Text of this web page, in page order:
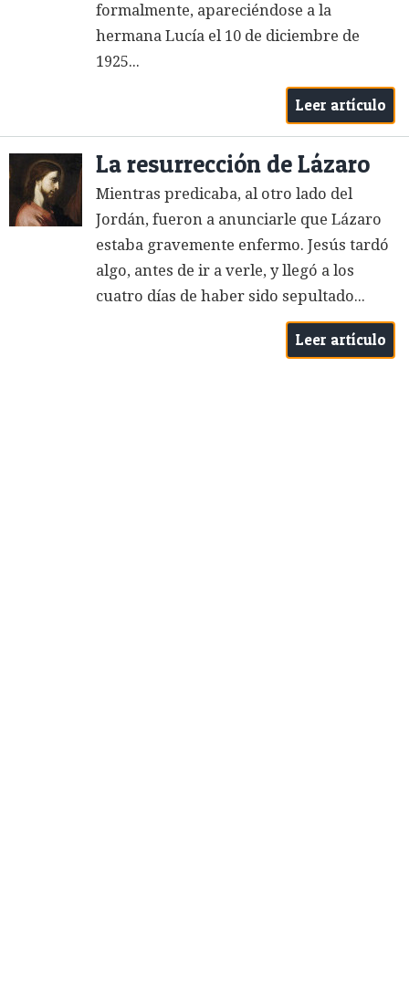
formalmente, apareciéndose a la
hermana Lucía el 10 de diciembre de
1925...
Leer artículo
La resurrección de Lázaro
Mientras predicaba, al otro lado del
Jordán, fueron a anunciarle que Lázaro
estaba gravemente enfermo. Jesús tardó
algo, antes de ir a verle, y llegó a los
cuatro días de haber sido sepultado...
Leer artículo